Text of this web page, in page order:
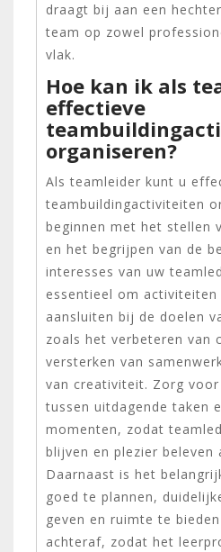
draagt bij aan een
team op zowel
vlak.
Hoe kan ik als
effectieve
organiseren?
Als teamleider kunt u
teambuildingactiviteiten
beginnen met het stellen
en het begrijpen van de
interesses van uw
essentieel om activiteiten
aansluiten bij de doelen
zoals het verbeteren van
versterken van
van creativiteit. Zorg voor
tussen uitdagende taken
momenten, zodat
blijven en plezier beleven
Daarnaast is het
goed te plannen,
geven en ruimte te
achteraf, zodat het